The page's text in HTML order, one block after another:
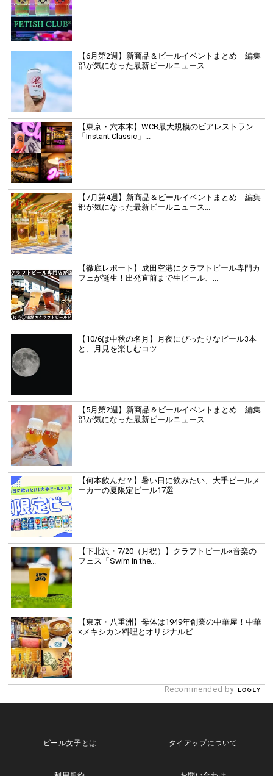
【6月第2週】新商品＆ビールイベントまとめ｜編集
部が気になった最新ビールニュース...
【東京・六本木】WCB最大規模のビアレストラン
「Instant Classic」...
【7月第4週】新商品＆ビールイベントまとめ｜編集
部が気になった最新ビールニュース...
【徹底レポート】成田空港にクラフトビール専門カ
フェが誕生！出発直前まで生ビール、...
【10/6は中秋の名月】月夜にぴったりなビール3本
と、月見を楽しむコツ
【5月第2週】新商品＆ビールイベントまとめ｜編集
部が気になった最新ビールニュース...
【何本飲んだ？】暑い日に飲みたい、大手ビールメ
ーカーの夏限定ビール17選
【下北沢・7/20（月祝）】クラフトビール×音楽の
フェス「Swim in the...
【東京・八重洲】母体は1949年創業の中華屋！中華
×メキシカン料理とオリジナルビ...
Recommended by
ビール女子とは タイアップについて